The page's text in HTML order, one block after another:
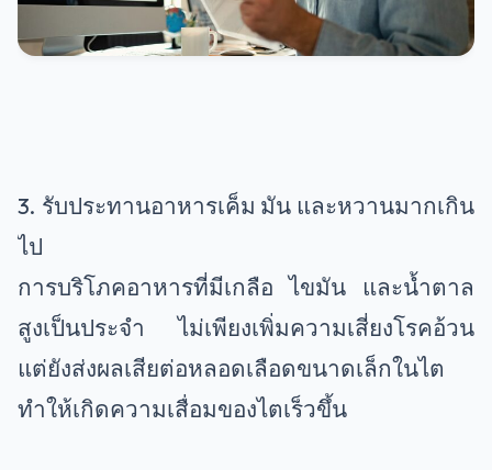
3. รับประทานอาหารเค็ม มัน และหวานมากเกิน
ไป
การบริโภคอาหารที่มีเกลือ ไขมัน และน้ำตาล
สูงเป็นประจำ ไม่เพียงเพิ่มความเสี่ยงโรคอ้วน
แต่ยังส่งผลเสียต่อหลอดเลือดขนาดเล็กในไต
ทำให้เกิดความเสื่อมของไตเร็วขึ้น